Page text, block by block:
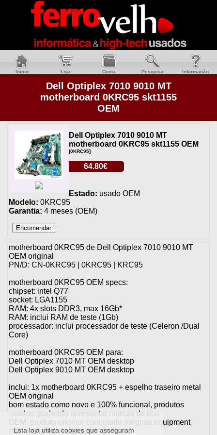
Esta loja utiliza cookies que asseguram
Inicio Loja Conta Pesquisa Informacão
Dell Optiplex 7010 9010 MT
motherboard 0KRC95 skt1155
OEM
Dell Optiplex 7010 9010 MT
motherboard 0KRC95 skt1155 OEM
[0KRC95]
64.80€
Estado: usado OEM
Modelo: 0KRC95
Garantia: 4 meses (OEM)
motherboard 0KRC95 de Dell Optiplex 7010 9010 MT
OEM original
PN/D: CN-0KRC95 | 0KRC95 | KRC95
motherboard 0KRC95 OEM specs:
chipset: intel Q77
socket: LGA1155
RAM: 4x slots DDR3, max 16Gb*
RAM: inclui RAM de teste (1Gb)
processador: inclui processador de teste (Celeron /Dual
Core)
motherboard 0KRC95 OEM para:
Dell Optiplex 7010 MT OEM desktop
Dell Optiplex 9010 MT OEM desktop
inclui: 1x motherboard 0KRC95 + espelho traseiro metal
OEM original
bom estado como novo e 100% funcional, produtos
usados, podendo apresentar marcas de uso
OEM: produto original controlada (original equipment
manufacturer) testado com garantia.